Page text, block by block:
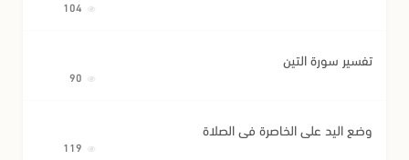
تفسير سورة التين
وضع اليد على الخاصرة في الصلاة